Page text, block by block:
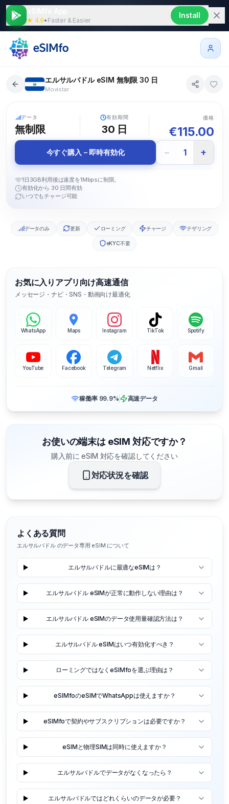
★ 4.9• Faster & Easier
Install
エルサルバドル eSIM 無制限 30 日
Movistar
データ
無制限
有効期間
30 日
価格
€115.00
今すぐ購入 – 即時有効化 − 1 +
1日3GB利用後は速度を1Mbpsに制限。
有効化から 30 日間有効
いつでもチャージ可能
データのみ 更新 ローミング チャージ テザリング
eKYC不要
お気に入りアプリ向け高速通信
メッセージ・ナビ・SNS・動画向け最適化
WhatsApp Maps Instagram TikTok Spotify
YouTube Facebook Telegram Netflix Gmail
稼働率 99.9% 高速データ
お使いの端末は eSIM 対応ですか？
購入前に eSIM 対応を確認してください
対応状況を確認
よくある質問
エルサルバドル のデータ専用 eSIM について
エルサルバドルに最適なeSIMは？
エルサルバドル eSIMが正常に動作しない理由は？
エルサルバドル eSIMのデータ使用量確認方法は？
エルサルバドル eSIMはいつ有効化すべき？
ローミングではなくeSIMfoを選ぶ理由は？
eSIMfoのeSIMでWhatsAppは使えますか？
eSIMfoで契約やサブスクリプションは必要ですか？
eSIMと物理SIMは同時に使えますか？
エルサルバドルでデータがなくなったら？
エルサルバドルではどれくらいのデータが必要？